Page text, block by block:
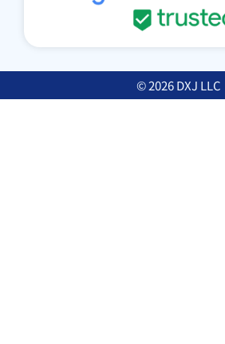
© 2026 DXJ LLC